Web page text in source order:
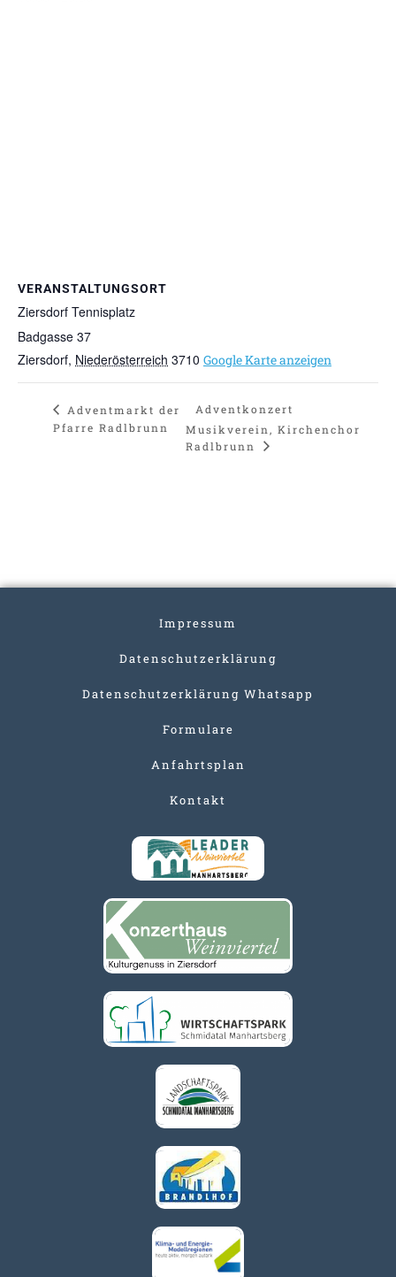
VERANSTALTUNGSORT
Ziersdorf Tennisplatz
Badgasse 37
Ziersdorf, Niederösterreich 3710 Google Karte anzeigen
Adventmarkt der
Pfarre Radlbrunn
Adventkonzert
Musikverein, Kirchenchor
Radlbrunn
Impressum
Datenschutzerklärung
Datenschutzerklärung Whatsapp
Formulare
Anfahrtsplan
Kontakt